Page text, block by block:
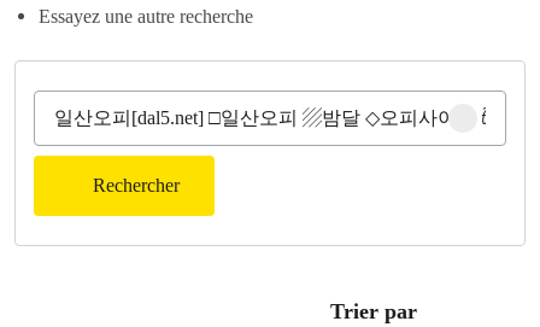
Essayez une autre recherche
Clear
Rechercher
Trier par